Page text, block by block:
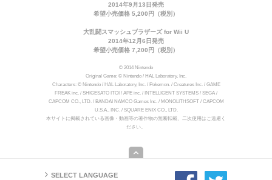
2014年9月13日発売
希望小売価格 5,200円（税別）
大乱闘スマッシュブラザーズ for Wii U
2014年12月6日発売
希望小売価格 7,200円（税別）
© 2014 Nintendo
Original Game: © Nintendo / HAL Laboratory, Inc.
Characters: © Nintendo / HAL Laboratory, Inc. / Pokemon. / Creatures Inc. / GAME
FREAK inc. / SHIGESATO ITOI / APE inc. / INTELLIGENT SYSTEMS / SEGA /
CAPCOM CO., LTD. / BANDAI NAMCO Games Inc. / MONOLITHSOFT / CAPCOM
U.S.A., INC. / SQUARE ENIX CO., LTD.
本サイトに掲載されている画像・動画等の著作物の無断転載、二次使用はご遠慮く
ださい。
SELECT LANGUAGE